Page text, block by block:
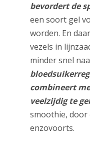
bevordert de
een soort gel
worden. En
vezels in
minder snel
combineert
veelzijdig te
smoothie,
enzovoorts.